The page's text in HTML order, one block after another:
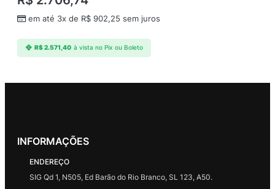
em até 3x de R$ 902,25 sem juros
R$2.571,40 à vista no Pix ou Boleto
INFORMAÇÕES
ENDEREÇO
SIG Qd 1, N505, Ed Barão do Rio Branco, SL 123, A50.